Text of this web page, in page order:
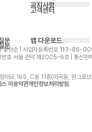
공지사항
고객센터
문
문
앱 다운로드
황현순 | 사업자등록번호 113-86-
번호 서울 관악 제2005-6호 | 통신
항대로 165, C동 11층(마곡동, 원그
이용약관개인정보처리방침